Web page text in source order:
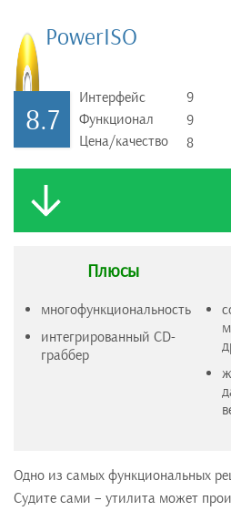
PowerISO
8.7
Интерфейс
Функционал
Цена/качество
9
9
8
Плюсы
многофункциональность
интегрированный CD-
граббер
Одно из самых функциональных
Судите сами – утилита может